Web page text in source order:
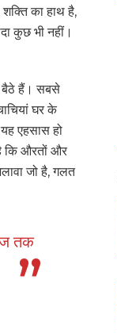
का हाथ है,
कुछ भी नहीं।
बैठे हैं। सबसे
घर के
एहसास हो
है कि औरतों और
जो है, गलत
तक